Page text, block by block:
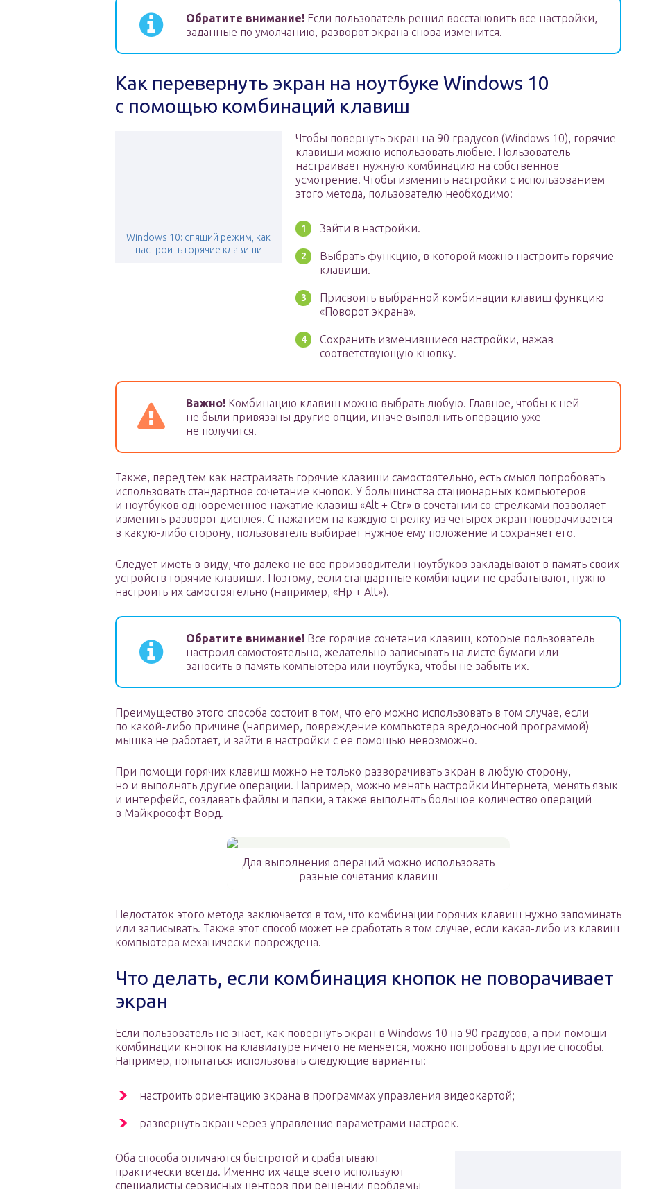
Обратите внимание! Если пользователь решил восстановить все настройки,
заданные по умолчанию, разворот экрана снова изменится.
Как перевернуть экран на ноутбуке Windows 10
с помощью комбинаций клавиш
Windows 10: спящий режим, как
настроить горячие клавиши
Чтобы повернуть экран на 90 градусов (Windows 10), горячие
клавиши можно использовать любые. Пользователь
настраивает нужную комбинацию на собственное
усмотрение. Чтобы изменить настройки с использованием
этого метода, пользователю необходимо:
Зайти в настройки.
Выбрать функцию, в которой можно настроить горячие
клавиши.
Присвоить выбранной комбинации клавиш функцию
«Поворот экрана».
Сохранить изменившиеся настройки, нажав
соответствующую кнопку.
Важно! Комбинацию клавиш можно выбрать любую. Главное, чтобы к ней
не были привязаны другие опции, иначе выполнить операцию уже
не получится.
Также, перед тем как настраивать горячие клавиши самостоятельно, есть смысл попробовать
использовать стандартное сочетание кнопок. У большинства стационарных компьютеров
и ноутбуков одновременное нажатие клавиш «Alt + Ctr» в сочетании со стрелками позволяет
изменить разворот дисплея. С нажатием на каждую стрелку из четырех экран поворачивается
в какую-либо сторону, пользователь выбирает нужное ему положение и сохраняет его.
Следует иметь в виду, что далеко не все производители ноутбуков закладывают в память своих
устройств горячие клавиши. Поэтому, если стандартные комбинации не срабатывают, нужно
настроить их самостоятельно (например, «Hp + Alt»).
Обратите внимание! Все горячие сочетания клавиш, которые пользователь
настроил самостоятельно, желательно записывать на листе бумаги или
заносить в память компьютера или ноутбука, чтобы не забыть их.
Преимущество этого способа состоит в том, что его можно использовать в том случае, если
по какой-либо причине (например, повреждение компьютера вредоносной программой)
мышка не работает, и зайти в настройки с ее помощью невозможно.
При помощи горячих клавиш можно не только разворачивать экран в любую сторону,
но и выполнять другие операции. Например, можно менять настройки Интернета, менять язык
и интерфейс, создавать файлы и папки, а также выполнять большое количество операций
в Майкрософт Ворд.
Для выполнения операций можно использовать
разные сочетания клавиш
Недостаток этого метода заключается в том, что комбинации горячих клавиш нужно запоминать
или записывать. Также этот способ может не сработать в том случае, если какая-либо из клавиш
компьютера механически повреждена.
Что делать, если комбинация кнопок не поворачивает
экран
Если пользователь не знает, как повернуть экран в Windows 10 на 90 градусов, а при помощи
комбинации кнопок на клавиатуре ничего не меняется, можно попробовать другие способы.
Например, попытаться использовать следующие варианты:
настроить ориентацию экрана в программах управления видеокартой;
развернуть экран через управление параметрами настроек.
Оба способа отличаются быстротой и срабатывают
практически всегда. Именно их чаще всего используют
специалисты сервисных центров при решении проблемы